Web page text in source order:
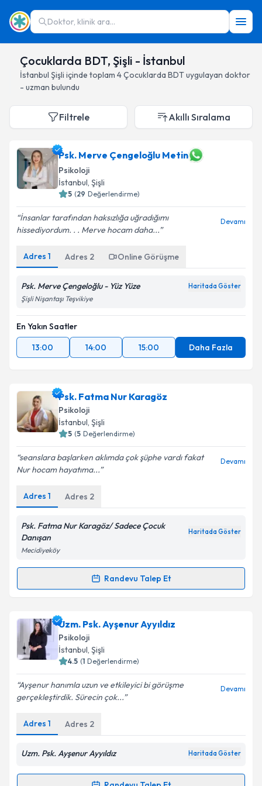
Doktor, klinik ara...
Çocuklarda BDT, Şişli - İstanbul
İstanbul Şişli içinde toplam 4Çocuklarda BDTuygulayan doktor
- uzman bulundu
Filtrele Akıllı Sıralama
Psk. Merve Çengeloğlu Metin
Psikoloji
İstanbul, Şişli
5 (29 Değerlendirme)
İnsanlar tarafından haksızlığa uğradığımı
hissediyordum. . . Merve hocam daha...
Devamı
Adres 1 Adres 2 Online Görüşme
Psk. Merve Çengeloğlu - Yüz Yüze Haritada Göster
Şişli Nişantaşı Teşvikiye
En Yakın Saatler
13:00
14:00 15:00 Daha Fazla
Psk. Fatma Nur Karagöz
Psikoloji
İstanbul, Şişli
5 (5 Değerlendirme)
seanslara başlarken aklımda çok şüphe vardı fakat
Nur hocam hayatıma...
Devamı
Adres 1 Adres 2
Psk. Fatma Nur Karagöz/ Sadece Çocuk
Danışan
Haritada Göster
Mecidiyeköy
Randevu Talep Et
Randevu Takvimi Talebi
Psk. Fatma Nur Karagöziçin randevu takvimi talebi
oluşturun. Size bu uzmandan randevu almanız için bir
takvim hazırlandığında e-posta ile bilgilendireceğiz.
Kişisel verilerimin işlenmesine ilişkin
Metni'ni okudum ve kişisel verilerimin belirtilen
kapsamda işlenmesini kabul ediyorum.
Uzm. Psk. Ayşenur Ayyıldız
Psikoloji
İstanbul, Şişli
4.5 (1 Değerlendirme)
Ayşenur hanımla uzun ve etkileyici bi görüşme
gerçekleştirdik. Sürecin çok...
Devamı
Adres 1 Adres 2
Uzm. Psk. Ayşenur Ayyıldız Haritada Göster